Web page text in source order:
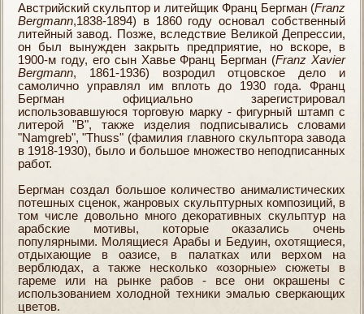
Австрийский скульптор и литейщик Франц Бергман (Franz
Bergmann,1838-1894) в 1860 году основал собственный
литейный завод. Позже, вследствие Великой Депрессии,
он был вынужден закрыть предприятие, но вскоре, в
1900-м году, его сын Хавье Франц Бергман (Franz Xavier
Bergmann, 1861-1936) возродил отцовское дело и
самолично управлял им вплоть до 1930 года. Франц
Бергман официально зарегистрировал
использовавшуюся торговую марку - фигурный штамп с
литерой "В", также изделия подписывались словами
"Namgreb", "Thuss" (фамилия главного скульптора завода
в 1918-1930), было и большое множество неподписанных
работ.
Бергман создал большое количество анималистических
потешных сценок, жанровых скульптурных композиций, в
том числе довольно много декоративных скульптур на
арабские мотивы, которые оказались очень
популярными. Молящиеся Арабы и Бедуин, охотящиеся,
отдыхающие в оазисе, в палатках или верхом на
верблюдах, а также несколько «озорные» сюжеты в
гареме или на рынке рабов - все они окрашены с
использованием холодной техники эмалью сверкающих
цветов.